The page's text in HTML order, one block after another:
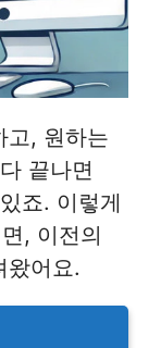
고, 원하는
끝나면
죠. 이렇게
, 이전의
왔어요.